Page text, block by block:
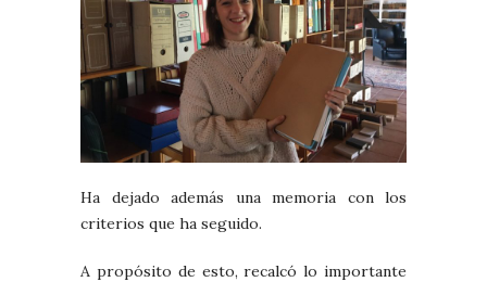
Ha dejado además una memoria con los
criterios que ha seguido.
A propósito de esto, recalcó lo importante